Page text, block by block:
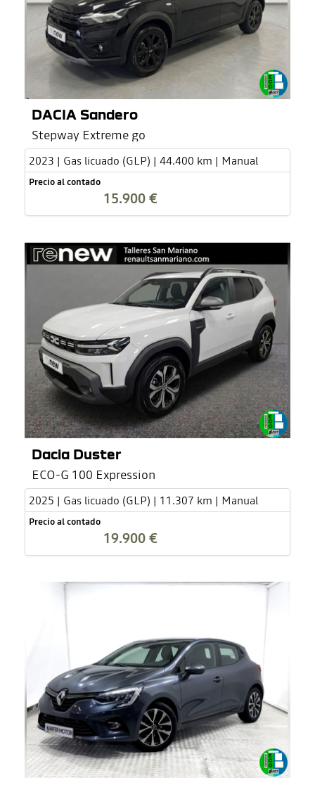
DACIA Sandero
Stepway Extreme go
2023 | Gas licuado (GLP) | 44.400 km | Manual
Precio al contado
15.900 €
Dacia Duster
ECO-G 100 Expression
2025 | Gas licuado (GLP) | 11.307 km | Manual
Precio al contado
19.900 €